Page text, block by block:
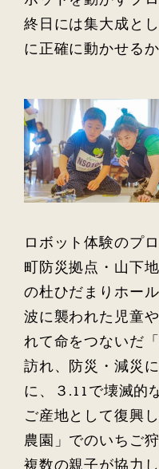
終日には集大成と
に正確に動かせる
ロボット体験のプ
町防災拠点・山下
の杜ひだまりホー
波に襲われた児童
れて命をつないだ
訪れ、防災・減災
に、３.11で壊滅的
ご産地として復興
農園」でのいちご